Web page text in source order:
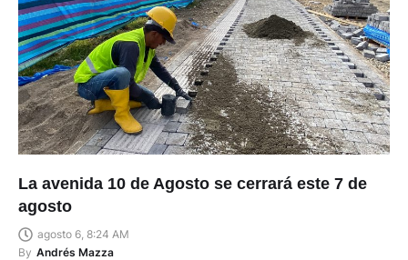
La avenida 10 de Agosto se cerrará este 7 de
agosto
agosto 6, 8:24 AM
By Andrés Mazza